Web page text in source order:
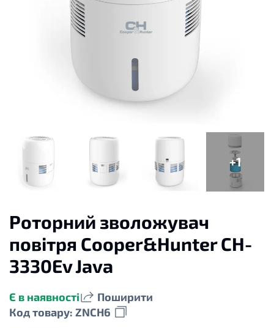
+1
Роторний зволожувач
повітря Сooper&Hunter CH-
3330Ev Java
Є в наявності
Поширити
Код товару: ZNCH6